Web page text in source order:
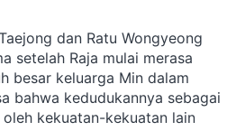
dan Ratu Wongyeong
setelah Raja mulai merasa
besar keluarga Min dalam
bahwa kedudukannya sebagai
kekuatan-kekuatan lain